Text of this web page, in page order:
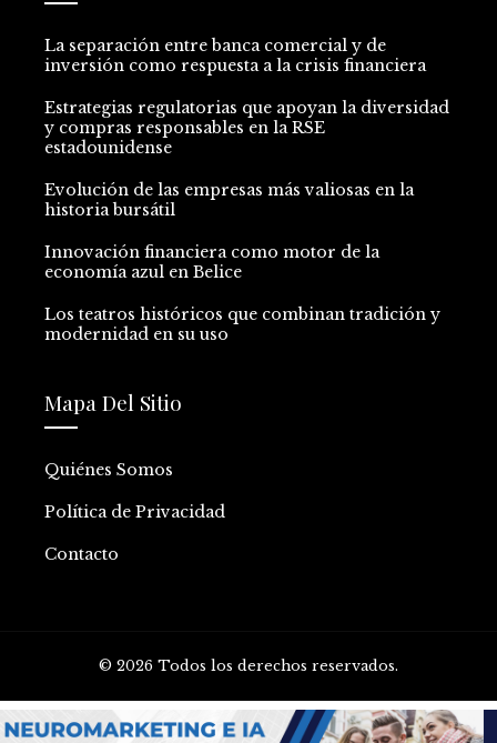
La separación entre banca comercial y de
inversión como respuesta a la crisis financiera
Estrategias regulatorias que apoyan la diversidad
y compras responsables en la RSE
estadounidense
Evolución de las empresas más valiosas en la
historia bursátil
Innovación financiera como motor de la
economía azul en Belice
Los teatros históricos que combinan tradición y
modernidad en su uso
Mapa Del Sitio
Quiénes Somos
Política de Privacidad
Contacto
© 2026 Todos los derechos reservados.